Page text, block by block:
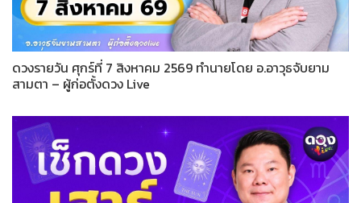
ดวงรายวัน ศุกร์ที่ 7 สิงหาคม 2569 ทำนายโดย อ.อาวุธจับยาม
สามตา – ผู้ก่อตั้งดวง Live